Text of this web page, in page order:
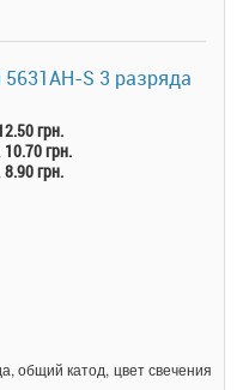
S 3 разряда
грн.
10.70 грн.
8.90 грн.
общий катод, цвет свечения